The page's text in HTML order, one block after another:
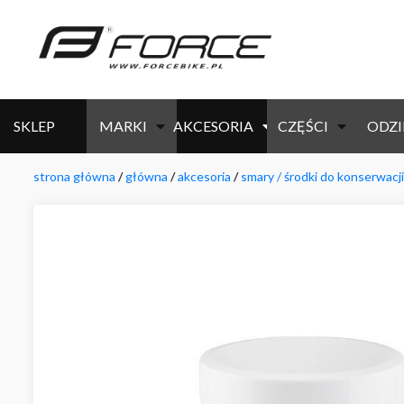
SKLEP MARKI AKCESORIA CZĘŚCI
strona główna /główna /akcesoria /smary / środki do konserwacji